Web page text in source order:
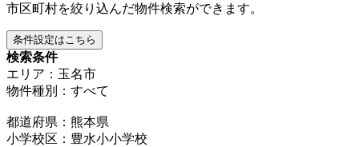
市区町村を絞り込んだ物件検索ができます。
条件設定はこちら
検索条件
エリア：玉名市
物件種別：すべて
都道府県：熊本県
小学校区：豊水小小学校